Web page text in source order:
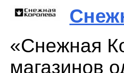
«Снежная
магазинов